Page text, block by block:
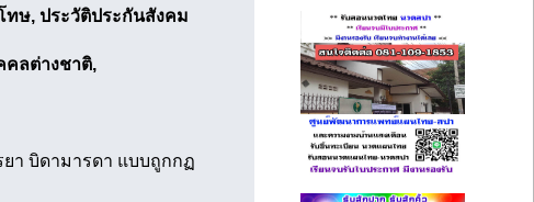
ษ, ประวัติประกันสังคม
คลต่างชาติ,
า บิดามารดา แบบถูกกฏ